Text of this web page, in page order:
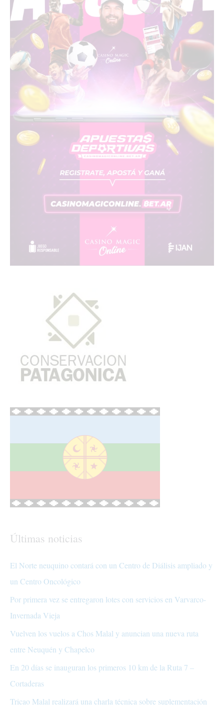
Últimas noticias
El Norte neuquino contará con un Centro de Diálisis ampliado y
un Centro Oncológico
Por primera vez se entregaron lotes con servicios en Varvarco-
Invernada Vieja
Vuelven los vuelos a Chos Malal y anuncian una nueva ruta
entre Neuquén y Chapelco
En 20 días se inauguran los primeros 10 km de la Ruta 7 –
Cortaderas
Tricao Malal realizará una charla técnica sobre suplementación